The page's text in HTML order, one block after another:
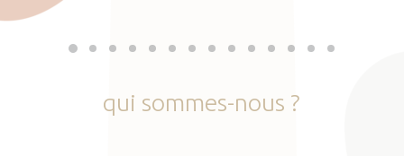
qui sommes-nous ?